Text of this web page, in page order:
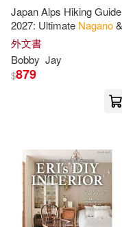
Ostadal(1)
Rin/ Nibley(1)
Shuji (EDT)(1)
Tomoko (EDT)(1)
Japan Alps Hiking
2027: Ultimate Nagano&
Kamikochi Trekking
Mount Fuji Views, Hidden
Mountain
外文書
Bobby Jay
$879